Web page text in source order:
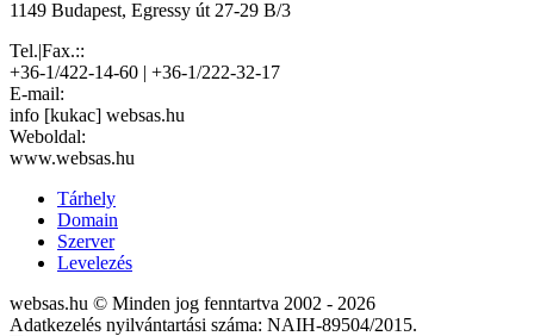
1149 Budapest, Egressy út 27-29 B/3
Tel.|Fax.::
+36-1/422-14-60 | +36-1/222-32-17
E-mail:
info [kukac] websas.hu
Weboldal:
www.websas.hu
Tárhely
Domain
Szerver
Levelezés
websas.hu © Minden jog fenntartva 2002 - 2026
Adatkezelés nyilvántartási száma: NAIH-89504/2015.